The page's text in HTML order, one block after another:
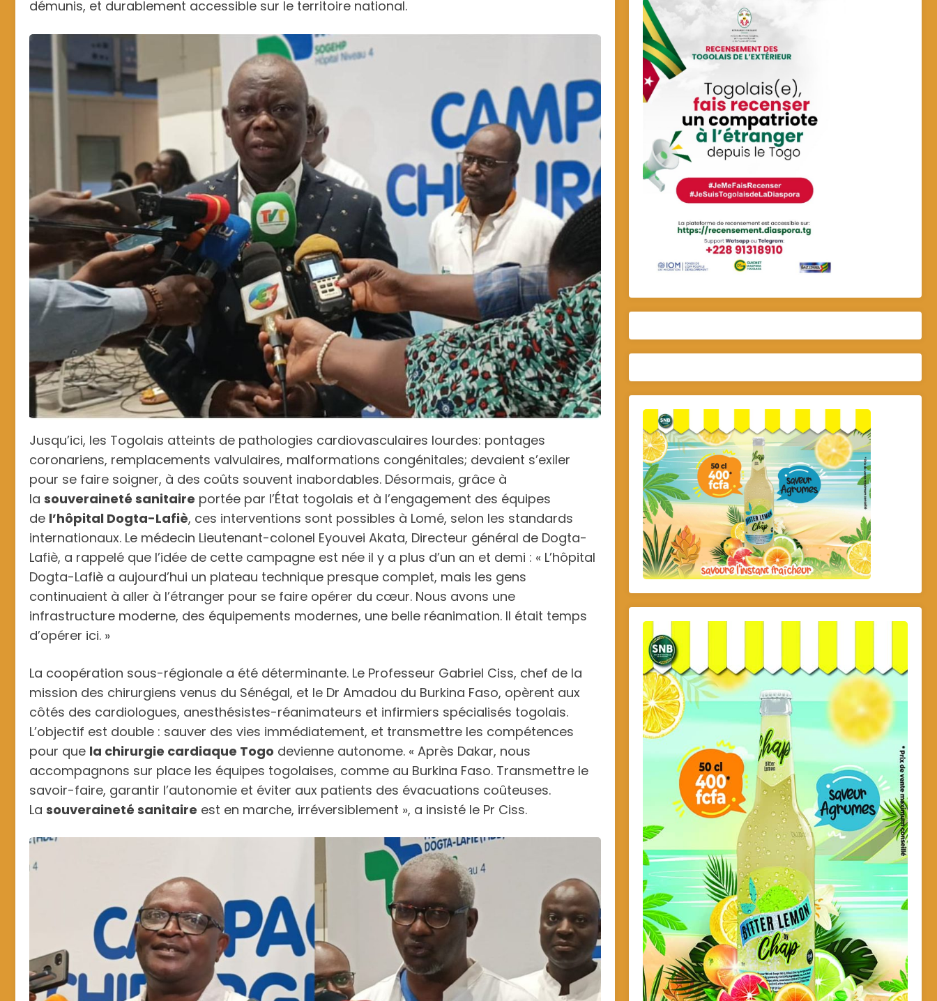
démunis, et durablement accessible sur le territoire national.
Jusqu’ici, les Togolais atteints de pathologies cardiovasculaires lourdes: pontages
coronariens, remplacements valvulaires, malformations congénitales; devaient s’exiler
pour se faire soigner, à des coûts souvent inabordables. Désormais, grâce à
la souveraineté sanitaire portée par l’État togolais et à l’engagement des équipes
de l’hôpital Dogta-Lafiè, ces interventions sont possibles à Lomé, selon les standards
internationaux. Le médecin Lieutenant-colonel Eyouvei Akata, Directeur général de Dogta-
Lafiè, a rappelé que l’idée de cette campagne est née il y a plus d’un an et demi : « L’hôpital
Dogta-Lafiè a aujourd’hui un plateau technique presque complet, mais les gens
continuaient à aller à l’étranger pour se faire opérer du cœur. Nous avons une
infrastructure moderne, des équipements modernes, une belle réanimation. Il était temps
d’opérer ici. »
La coopération sous-régionale a été déterminante. Le Professeur Gabriel Ciss, chef de la
mission des chirurgiens venus du Sénégal, et le Dr Amadou du Burkina Faso, opèrent aux
côtés des cardiologues, anesthésistes-réanimateurs et infirmiers spécialisés togolais.
L’objectif est double : sauver des vies immédiatement, et transmettre les compétences
pour que la chirurgie cardiaque Togo devienne autonome. « Après Dakar, nous
accompagnons sur place les équipes togolaises, comme au Burkina Faso. Transmettre le
savoir-faire, garantir l’autonomie et éviter aux patients des évacuations coûteuses.
La souveraineté sanitaire est en marche, irréversiblement », a insisté le Pr Ciss.